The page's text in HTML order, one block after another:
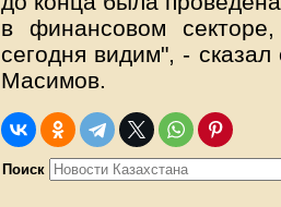
в финансовом
сегодня видим", -
Масимов.
Поиск